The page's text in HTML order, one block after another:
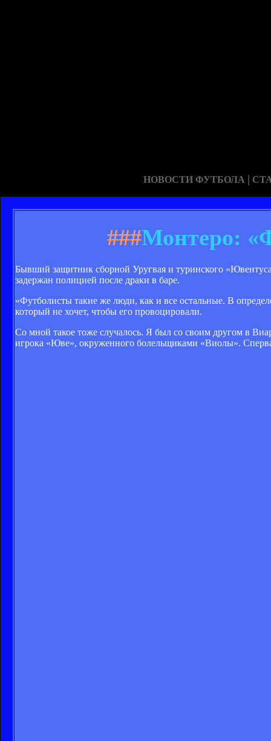
НОВОСТИ ФУТБОЛА |
###Монтеро:
Бывший защитник сборной Уругвая и туринского
задержан полицией после драки в баре.
«Футболисты такие же люди, как и все остальные. В
который не хочет, чтобы его провоцировали.
Со мной такое тоже случалось. Я был со своим другом в
игрока «Юве», окруженного болельщиками «Виолы».